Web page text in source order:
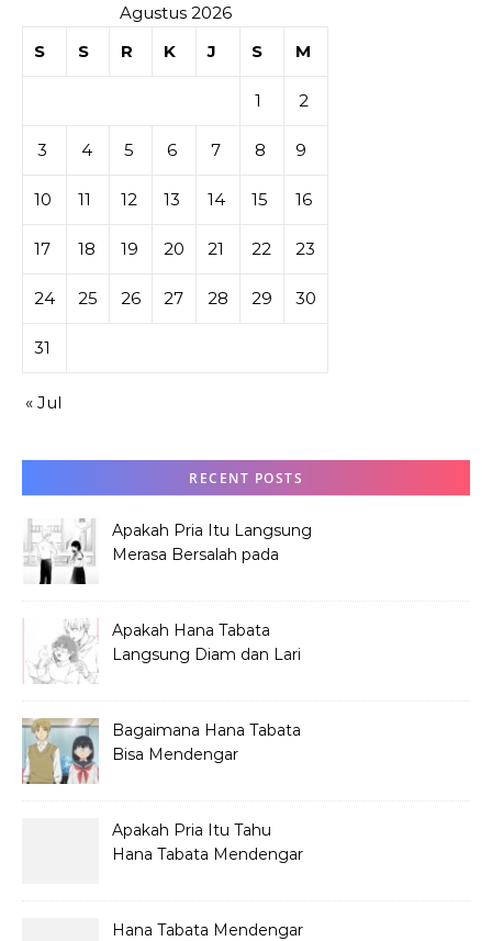
Agustus 2026
S
S R K J S M
1 2
3 4 5 6 7 8 9
10 11 12 13 14 15 16
17 18 19 20 21 22 23
24 25 26 27 28 29 30
31
« Jul
RECENT POSTS
Apakah Pria Itu Langsung
Merasa Bersalah pada
Apakah Hana Tabata
Langsung Diam dan Lari
Bagaimana Hana Tabata
Bisa Mendengar
Apakah Pria Itu Tahu
Hana Tabata Mendengar
Hana Tabata Mendengar